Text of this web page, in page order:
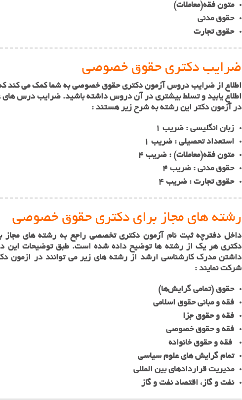
متون فقه(معاملات)
حقوق مدنی
حقوق تجارت
ضرایب دکتری حقوق خصوصی
اطلاع از ضرایب دروس آزمون دکتری حقوق خصوصی به شما کمک می کند
اطلاع یابید و تسلط بیشتری در آن دروس داشته باشید. ضرایب درس
در آزمون دکتر این رشته‌ به شرح زیر هستند :
زبان انگلیسی : ضریب 1
استعداد تحصیلی : ضریب 1
متون فقه(معاملات) : ضریب 4
حقوق مدنی : ضریب 4
حقوق تجارت : ضریب 4
رشته های مجاز برای دکتری حقوق خصوصی
داخل دفترچه ثبت نام آزمون دکتری تخصصی راجع به رشته‌ های
دکتری هر یک از رشته‌ ها توضیح داده شده است. طبق توضیحات این
داشتن مدرک کارشناسی ارشد از رشته‌ های زیر می توانند در ازمون
شرکت نمایند :
حقوق (تمامی گرایش­‌ها)
فقه و مبانی حقوق اسلامی
فقه و حقوق جزا
فقه و حقوق خصوصی
فقه و حقوق خانواده
تمام گرایش های علوم سیاسی
مدیریت قراردادهای بین المللی
نفت و گاز، اقتصاد نفت و گاز